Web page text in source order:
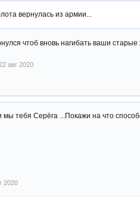
вернулась из армии...
чтоб вновь нагибать ваши
авг 2020
мы тебя Серёга ...Покажи на что
2020